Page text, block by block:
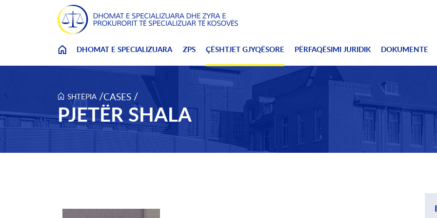
Skip to main content
DHOMAT E SPECIALIZUARA ZPS ÇËSHTJET GJYQËSORE PËRFAQËSIMI JURIDIK DOKUMENTE
SHTËPIA /CASES /
PJETËR SHALA